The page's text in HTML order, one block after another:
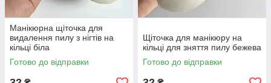
Манікюрна щіточка для
видалення пилу з нігтів на
кільці біла
Готово до відправки
Щіточка для манікюру на
кільці для зняття пилу бежева
Готово до відправки